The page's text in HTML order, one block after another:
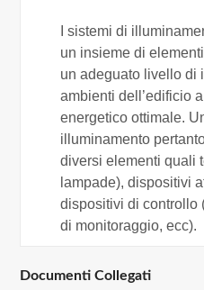
I sistemi di
un insieme di
un adeguato livello di
ambienti dell’edificio
energetico ottimale.
illuminamento
diversi elementi quali
lampade), dispositivi
dispositivi di controllo
di monitoraggio, ecc).
Documenti Collegati